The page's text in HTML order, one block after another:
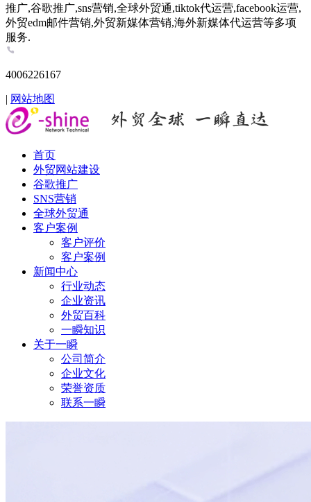
推广,谷歌推广,sns营销,全球外贸通,tiktok代运营,facebook运营,
外贸edm邮件营销,外贸新媒体营销,海外新媒体代运营等多项
服务.
4006226167
| 网站地图
首页
外贸网站建设
谷歌推广
SNS营销
全球外贸通
客户案例
客户评价
客户案例
新闻中心
行业动态
企业资讯
外贸百科
一瞬知识
关于一瞬
公司简介
企业文化
荣誉资质
联系一瞬